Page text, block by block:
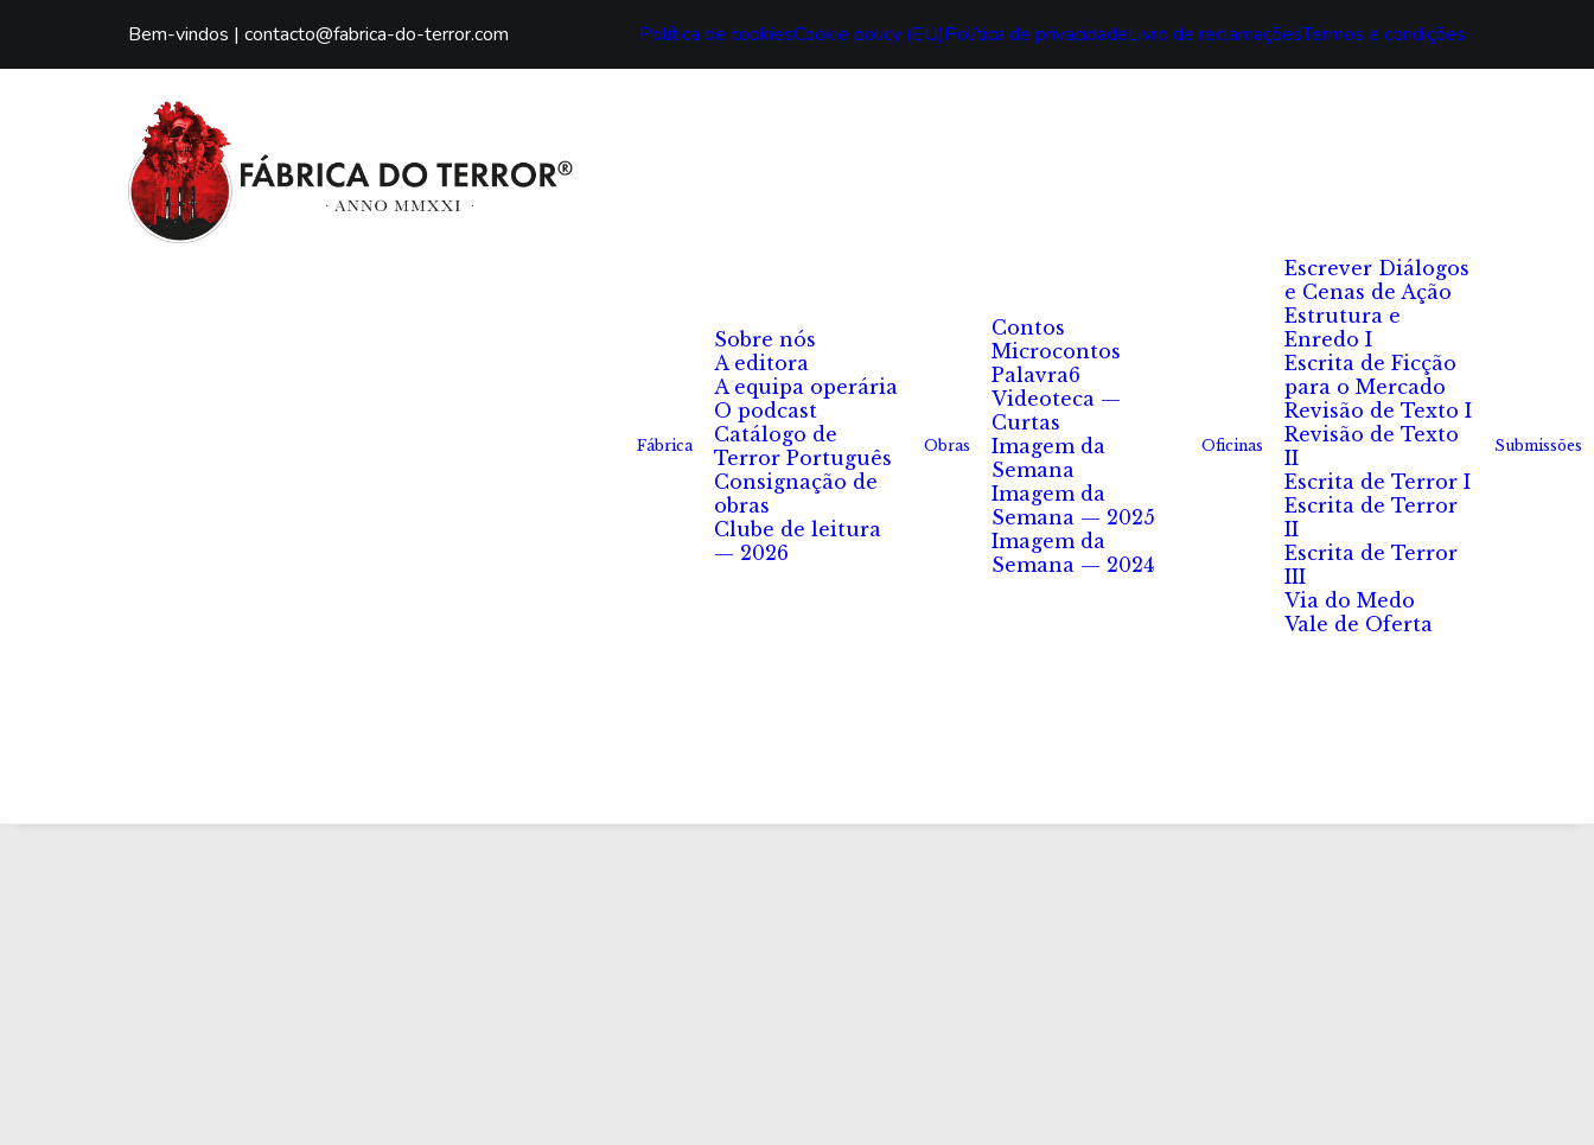
Bem-vindos | contacto@fabrica-do-terror.com Política de cookiesCookie policy (EU)Política de privacidadeLivro de reclamaçõesTermos e condições
Fábrica
Sobre nós
A editora
A equipa operária
O podcast
Catálogo de
Terror Português
Consignação de
obras
Clube de leitura
— 2026
Obras
Contos
Microcontos
Palavra6
Videoteca —
Curtas
Imagem da
Semana
Imagem da
Semana — 2025
Imagem da
Semana — 2024
Oficinas
Escrever Diálogos
e Cenas de Ação
Estrutura e
Enredo I
Escrita de Ficção
para o Mercado
Revisão de Texto I
Revisão de Texto
II
Escrita de Terror I
Escrita de Terror
II
Escrita de Terror
III
Via do Medo
Vale de Oferta
Submissões